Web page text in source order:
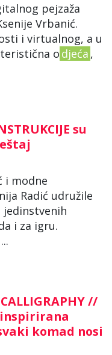
pejzaža
Vrbanić.
i virtualnog, a u
o djeća ,
su
i modne
Radić udružile
jedinstvenih
i za igru.
//
komad nosi